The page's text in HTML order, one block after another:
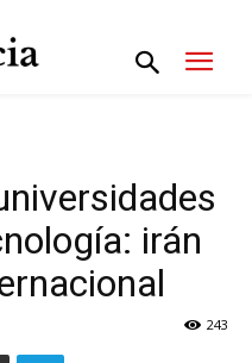
irán
243